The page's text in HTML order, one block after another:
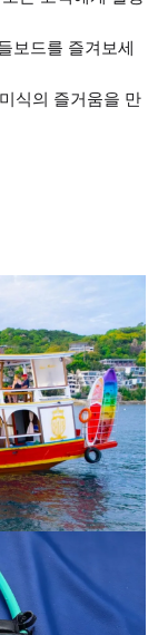
보드를 즐겨보세
식의 즐거움을 만